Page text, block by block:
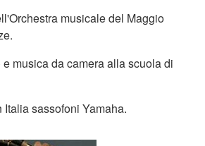
musicale del Maggio
musica da camera alla scuola di
sassofoni Yamaha.